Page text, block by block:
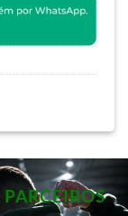
PARCEIROS